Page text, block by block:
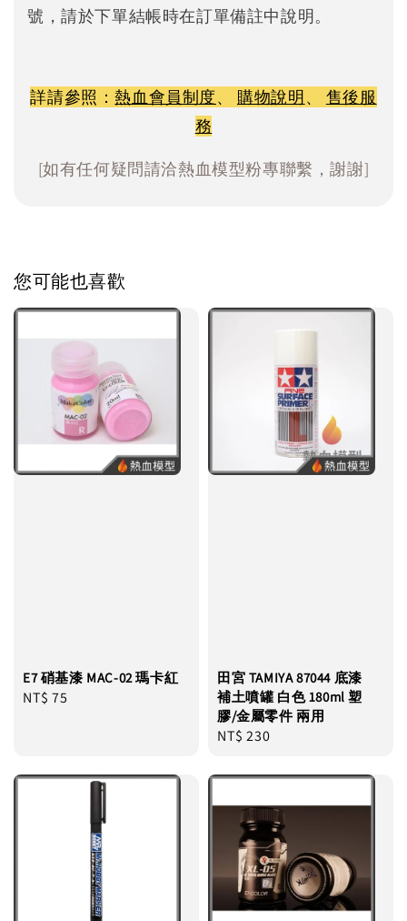
號，請於下單結帳時在訂單備註中說明。
詳請參照：熱血會員制度、 購物說明、 售後服
務
[如有任何疑問請洽熱血模型粉專聯繫，謝謝]
您可能也喜歡
E7 硝基漆 MAC-02 瑪卡紅
Regular
NT$ 75
田宮 TAMIYA 87044 底漆
補土噴罐 白色 180ml 塑
膠/金屬零件 兩用
Regular
NT$ 230